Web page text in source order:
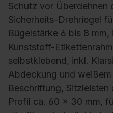
Schutz vor Überdehnen
Sicherheits-Drehriegel
Bügelstärke 6 bis 8 mm,
Kunststoff-
selbstklebend, inkl.
Abdeckung und
Beschriftung,
Profil ca. 60 x 30 mm,